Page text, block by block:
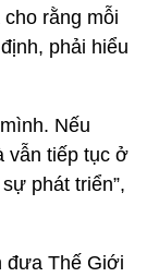
rằng mỗi
phải hiểu
Nếu
vẫn tiếp tục ở
phát triển”,
đưa Thế Giới